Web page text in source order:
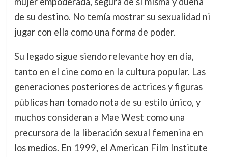
de su destino. No temía mostrar su sexualidad ni
jugar con ella como una forma de poder.
Su legado sigue siendo relevante hoy en día,
tanto en el cine como en la cultura popular. Las
generaciones posteriores de actrices y figuras
públicas han tomado nota de su estilo único, y
muchos consideran a Mae West como una
precursora de la liberación sexual femenina en
los medios. En 1999, el American Film Institute